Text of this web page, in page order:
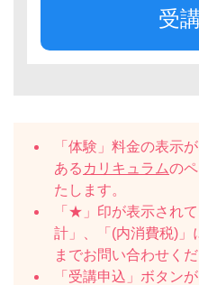
受
「体験」料金の表示
ある カリキュラムの
たします。
「★」印が表示され
計」、「(内消費税)」
までお問い合わせくだ
「受講申込」ボタン